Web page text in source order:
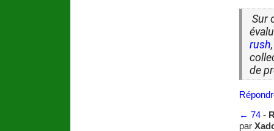
Sur
rush
de
← 74-
par